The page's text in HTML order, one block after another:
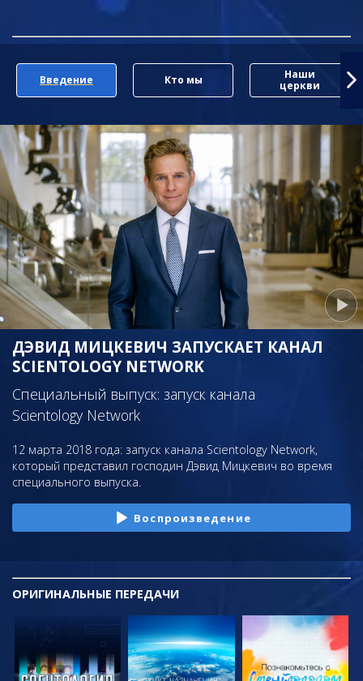
Введение Кто мы
Наши
церкви
ДЭВИД МИЦКЕВИЧ ЗАПУСКАЕТ КАНАЛ
SCIENTOLOGY NETWORK
Специальный выпуск: запуск канала
Scientology Network
12 марта 2018 года: запуск канала Scientology Network,
который представил господин Дэвид Мицкевич во время
специального выпуска.
Воспроизведение
ОРИГИНАЛЬНЫЕ ПЕРЕДАЧИ